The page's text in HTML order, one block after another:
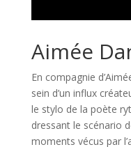
Aimée
En compagnie
sein d’un influx
le stylo de la poète
dressant le scénario
moments vécus par